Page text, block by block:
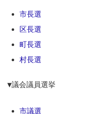
市長選
区長選
町長選
村長選
▼議会議員選挙
市議選